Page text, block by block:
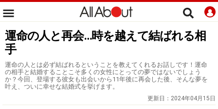
運命の人と再会…時を越えて結ばれる相
手
運命の人とは必ず結ばれるということを教えてくれるお話しです！運命
の相手と結婚することこそ多くの女性にとっての夢ではないでしょう
か？今回、登場する彼女も出会いから11年後に再会した後、そんな夢を
叶え、ついに幸せな結婚式を挙げます。
更新日： 2024年04月15日